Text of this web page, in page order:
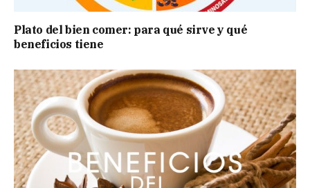
Plato del bien comer: para qué sirve y qué
beneficios tiene